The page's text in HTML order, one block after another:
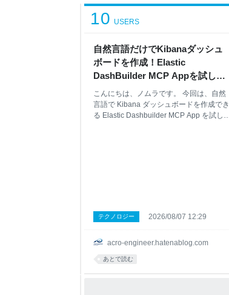
自然言語だけでKibanaダッシュ
ボードを作成！Elastic
DashBuilder MCP Appを試して
みた - Taste of Tech Topics
10 USERS
acro-engineer.hatenablog.com
こんにちは、ノムラです。 今回は、自然
言語で Kibana ダッシュボードを作成でき
る Elastic Dashbuilder MCP App を試して
に少し時間がかかります。 そこで本記事
では、Kibana のサンプルデータを利用
言語で依頼して、ダッシュボード作成か
ら Kibana へのエクスポートまでを試して
テクノロジー 2026/08/07 12:29
あとで読む